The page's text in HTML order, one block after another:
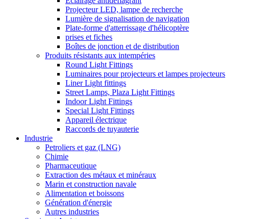
Projecteur LED, lampe de recherche
Lumière de signalisation de navigation
Plate-forme d'atterrissage d'hélicoptère
prises et fiches
Boîtes de jonction et de distribution
Produits résistants aux intempéries
Round Light Fittings
Luminaires pour projecteurs et lampes projecteurs
Liner Light fittings
Street Lamps, Plaza Light Fittings
Indoor Light Fittings
Special Light Fittings
Appareil électrique
Raccords de tuyauterie
Industrie
Petroliers et gaz (LNG)
Chimie
Pharmaceutique
Extraction des métaux et minéraux
Marin et construction navale
Alimentation et boissons
Génération d'énergie
Autres industries